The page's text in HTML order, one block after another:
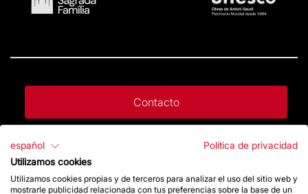
Contacto
español
Política de privacidad
Utilizamos cookies
Utilizamos cookies propias y de terceros para analizar el uso del sitio web y
mostrarle publicidad relacionada con tus preferencias sobre la base de un